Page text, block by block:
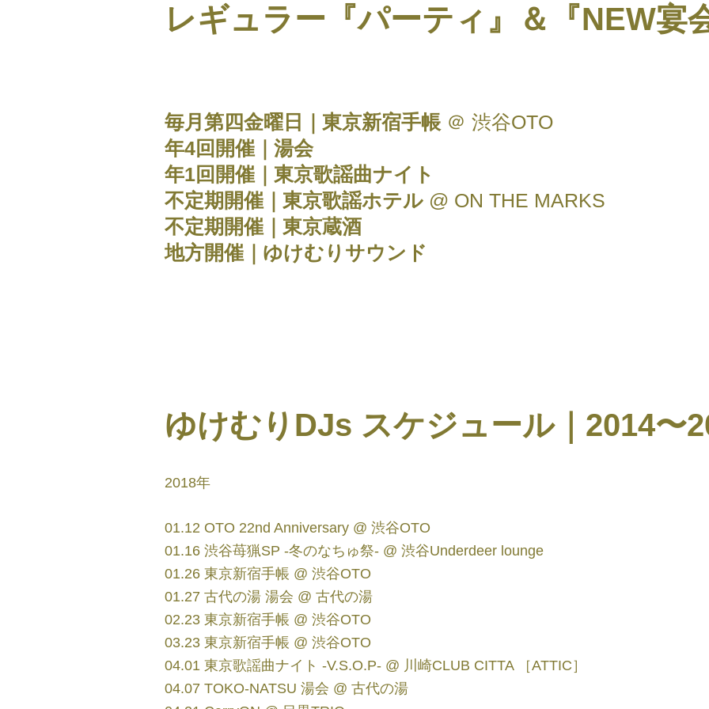
レギュラー『パーティ』＆『NEW宴
毎月第四金曜日｜東京新宿手帳 ＠ 渋谷OTO
年4回開催｜湯会
年1回開催｜東京歌謡曲ナイト
不定期開催｜東京歌謡ホテル @ ON THE MARKS
不定期開催｜東京蔵酒
地方開催｜ゆけむりサウンド
ゆけむりDJs スケジュール｜2014〜
2018年
01.12 OTO 22nd Anniversary @ 渋谷OTO
01.16 渋谷苺猟SP -冬のなちゅ祭- @ 渋谷Underdeer lounge
01.26 東京新宿手帳 @ 渋谷OTO
01.27 古代の湯 湯会 @ 古代の湯
02.23 東京新宿手帳 @ 渋谷OTO
03.23 東京新宿手帳 @ 渋谷OTO
04.01 東京歌謡曲ナイト -V.S.O.P- @ 川崎CLUB CITTA ［ATTIC］
04.07 TOKO-NATSU 湯会 @ 古代の湯